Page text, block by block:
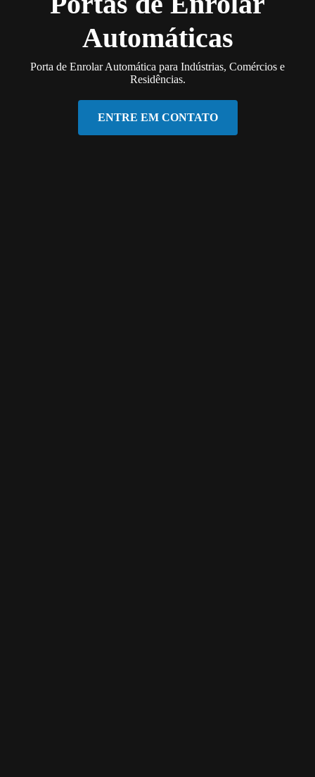
Automáticas
Porta de Enrolar Automática para Indústrias, Comércios e
Residências.
ENTRE EM CONTATO